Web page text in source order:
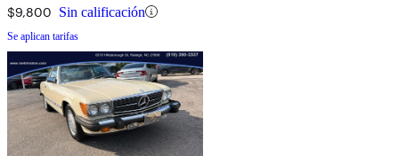
$9,800 Sin calificación
Se aplican tarifas